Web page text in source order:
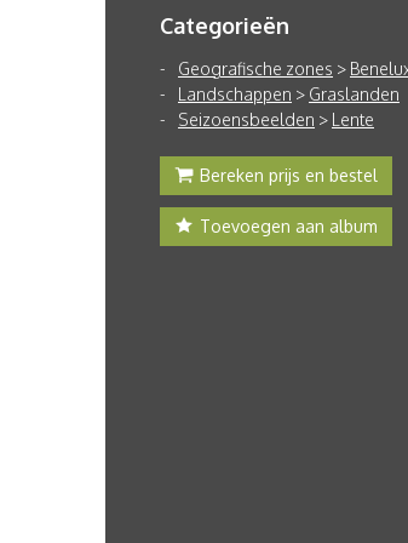
Categorieën
Geografische zones >
Landschappen > Graslanden
Seizoensbeelden > Lente
Bereken prijs en bestel
Toevoegen aan album